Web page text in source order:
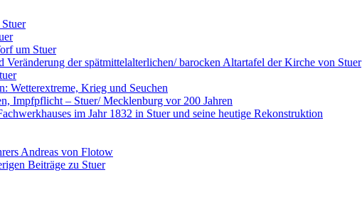
um Stuer
der spätmittelalterlichen/ barocken Altartafel der Kirche von Stuer
Wetterextreme, Krieg und Seuchen
Impfpflicht – Stuer/ Mecklenburg vor 200 Jahren
im Jahr 1832 in Stuer und seine heutige Rekonstruktion
Andreas von Flotow
Beiträge zu Stuer